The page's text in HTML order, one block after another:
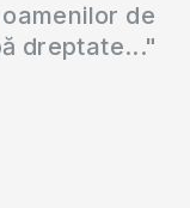
de
dreptate..."